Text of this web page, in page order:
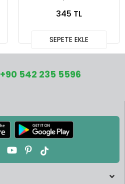
345 TL
SEPETE EKLE
+90 542 235 5596